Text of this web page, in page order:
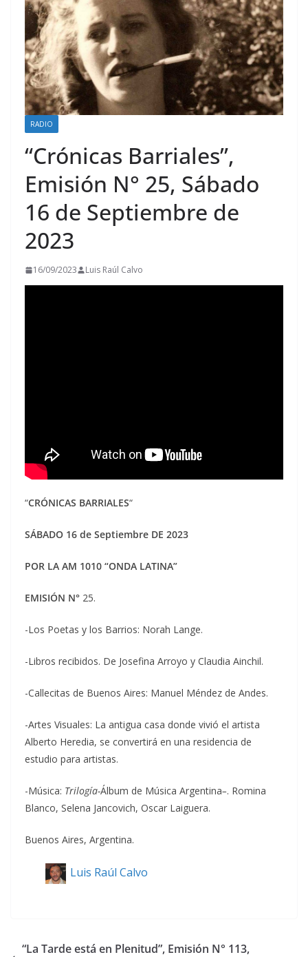
RADIO
“Crónicas Barriales”,
Emisión N° 25, Sábado
16 de Septiembre de
2023
16/09/2023 Luis Raúl Calvo
“CRÓNICAS BARRIALES“
SÁBADO 16 de Septiembre DE 2023
POR LA AM 1010 “ONDA LATINA”
EMISIÓN N° 25.
-Los Poetas y los Barrios: Norah Lange.
-Libros recibidos. De Josefina Arroyo y Claudia Ainchil.
-Callecitas de Buenos Aires: Manuel Méndez de Andes.
-Artes Visuales: La antigua casa donde vivió el artista
Alberto Heredia, se convertirá en una residencia de
estudio para artistas.
-Música: Trilogía-Álbum de Música Argentina–. Romina
Blanco, Selena Jancovich, Oscar Laiguera.
Buenos Aires, Argentina.
Luis Raúl Calvo
“La Tarde está en Plenitud”, Emisión N° 113,